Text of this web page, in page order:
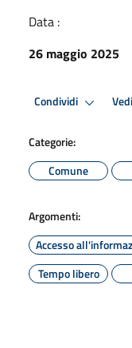
Data :
26 maggio 2025
Condividi
Categorie:
Comune
Argomenti:
Accesso
Tempo libero